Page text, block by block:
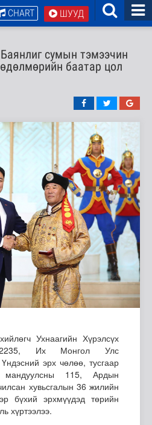
ШУУД
CHART
сумын тэмээчин
баатар цол
Ухнаагийн Хүрэлсүх
Их Монгол Улс
эрх чөлөө, тусгаар
мандуулсны 115, Ардын
хувьсгалын 36 жилийн
бүхий эрхмүүдэд төрийн
хүртээлээ.